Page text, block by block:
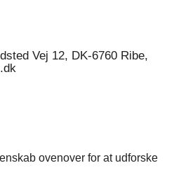
Vej 12, DK-6760 Ribe,
ovenover for at udforske